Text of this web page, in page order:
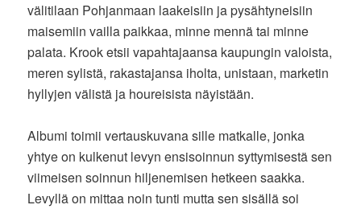
välitilaan Pohjanmaan laakeisiin ja pysähtyneisiin
maisemiin vailla paikkaa, minne mennä tai minne
palata. Krook etsii vapahtajaansa kaupungin valoista,
meren sylistä, rakastajansa iholta, unistaan, marketin
hyllyjen välistä ja houreisista näyistään.
Albumi toimii vertauskuvana sille matkalle, jonka
yhtye on kulkenut levyn ensisoinnun syttymisestä sen
viimeisen soinnun hiljenemisen hetkeen saakka.
Levyllä on mittaa noin tunti mutta sen sisällä soi